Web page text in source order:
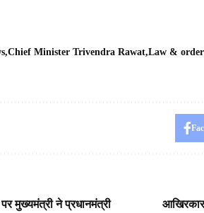
Chief Minister Trivendra Rawat Law & order
मुख्यमंत्री ने प्रधानमंत्री
आखिरकार